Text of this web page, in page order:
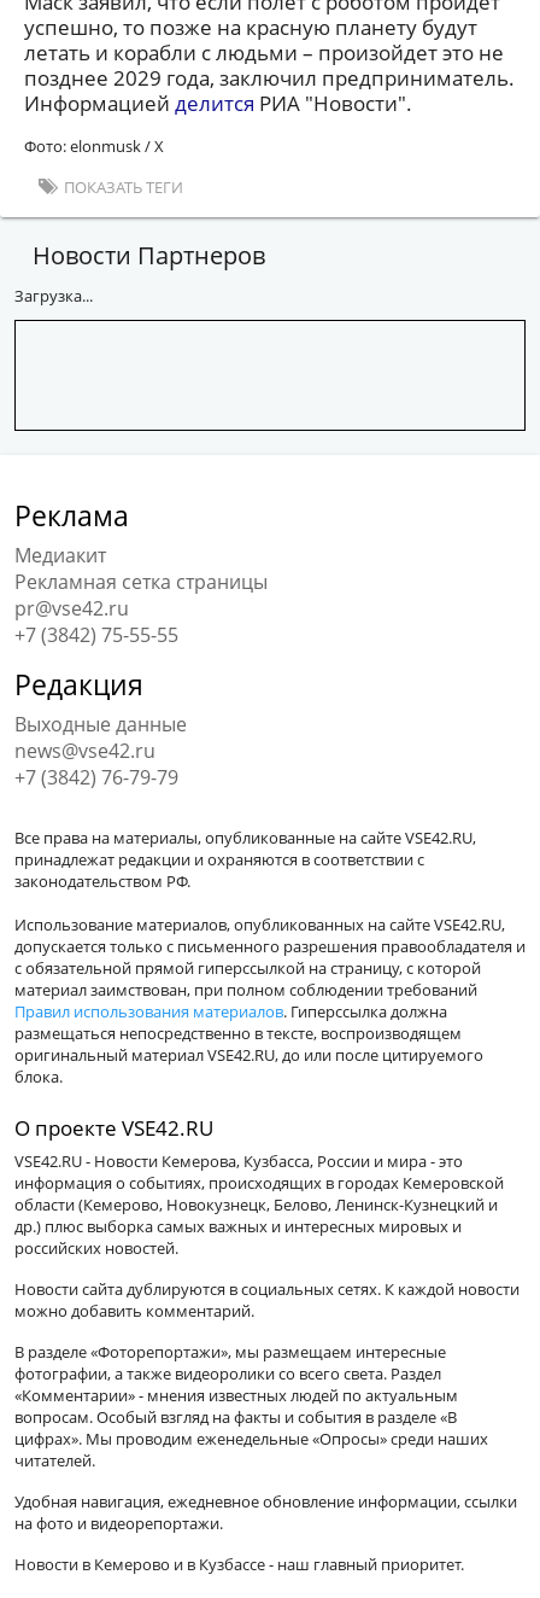
успешно, то позже на красную планету будут
летать и корабли с людьми – произойдет это не
позднее 2029 года, заключил предприниматель.
Информацией делится РИА "Новости".
Фото: elonmusk / X
ПОКАЗАТЬ ТЕГИ
Новости Партнеров
Загрузка...
Реклама
Медиакит
Рекламная сетка страницы
pr@vse42.ru
+7 (3842) 75-55-55
Редакция
Выходные данные
news@vse42.ru
+7 (3842) 76-79-79
Все права на материалы, опубликованные на сайте VSE42.RU,
принадлежат редакции и охраняются в соответствии с
законодательством РФ.
Использование материалов, опубликованных на сайте VSE42.RU,
допускается только с письменного разрешения правообладателя и
с обязательной прямой гиперссылкой на страницу, с которой
материал заимствован, при полном соблюдении требований
Правил использования материалов. Гиперссылка должна
размещаться непосредственно в тексте, воспроизводящем
оригинальный материал VSE42.RU, до или после цитируемого
блока.
О проекте VSE42.RU
VSE42.RU - Новости Кемерова, Кузбасса, России и мира - это
информация о событиях, происходящих в городах Кемеровской
области (Кемерово, Новокузнецк, Белово, Ленинск-Кузнецкий и
др.) плюс выборка самых важных и интересных мировых и
российских новостей.
Новости сайта дублируются в социальных сетях. К каждой новости
можно добавить комментарий.
В разделе «Фоторепортажи», мы размещаем интересные
фотографии, а также видеоролики со всего света. Раздел
«Комментарии» - мнения известных людей по актуальным
вопросам. Особый взгляд на факты и события в разделе «В
цифрах». Мы проводим еженедельные «Опросы» среди наших
читателей.
Удобная навигация, ежедневное обновление информации, ссылки
на фото и видеорепортажи.
Новости в Кемерово и в Кузбассе - наш главный приоритет.